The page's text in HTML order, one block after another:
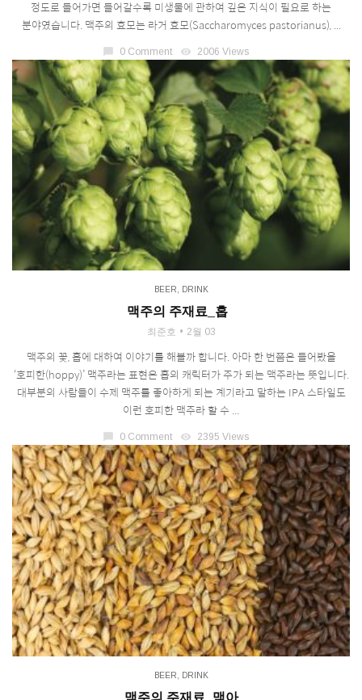
정도로 들어가면 들어갈수록 미생물에 관하여 깊은 지식이 필요로 하는
분야였습니다. 맥주의 효모는 라거 효모(Saccharomyces pastorianus), ...
chat_bubble 0 Comment visibility 2006 Views
BEER, DRINK
맥주의 주재료_홉
최준호 2월 03
맥주의 꽃, 홉에 대하여 이야기를 해볼까 합니다. 아마 한 번쯤은 들어봤을
‘호피한(hoppy)’ 맥주라는 표현은 홉의 캐릭터가 주가 되는 맥주라는 뜻입니다.
대부분의 사람들이 수제 맥주를 좋아하게 되는 계기라고 말하는 IPA 스타일도
이런 호피한 맥주라 할 수 ...
chat_bubble 0 Comment visibility 2395 Views
BEER DRINK
맥주의 주재료_맥아